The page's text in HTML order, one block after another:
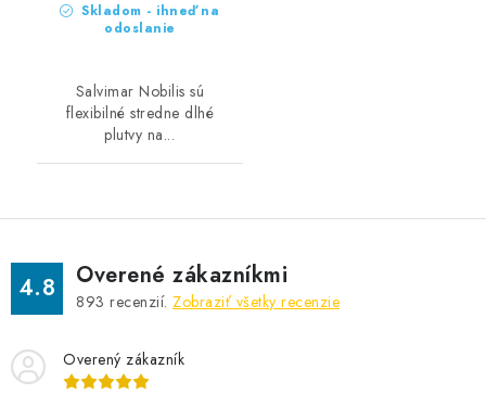
Skladom - ihneď na
odoslanie
Salvimar Nobilis sú
flexibilné stredne dlhé
plutvy na...
4.8 Overené zákazníkmi
893 recenzií. Zobraziť všetky recenzie
Overený zákazník